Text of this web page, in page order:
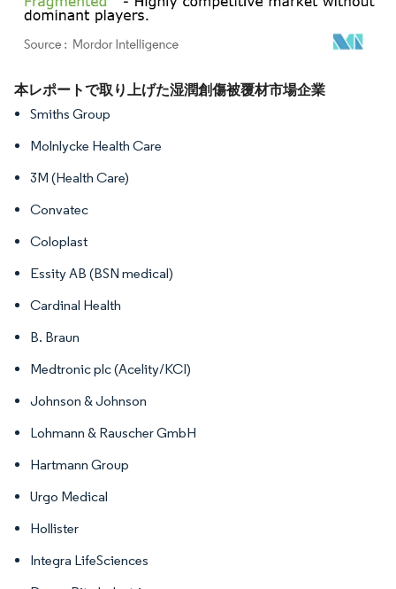
画像 © Mordor Intelligence。再利用にはCC BY 4.0の表示が必要です。
本レポートで取り上げた湿潤創傷被覆材市場企業
Smiths Group
Molnlycke Health Care
3M (Health Care)
Convatec
Coloplast
Essity AB (BSN medical)
Cardinal Health
B. Braun
Medtronic plc (Acelity/KCI)
Johnson & Johnson
Lohmann & Rauscher GmbH
Hartmann Group
Urgo Medical
Hollister
Integra LifeSciences